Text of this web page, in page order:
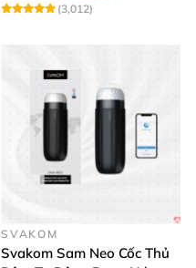
(3,012)
SVAKOM
Svakom Sam Neo Cốc Thủ